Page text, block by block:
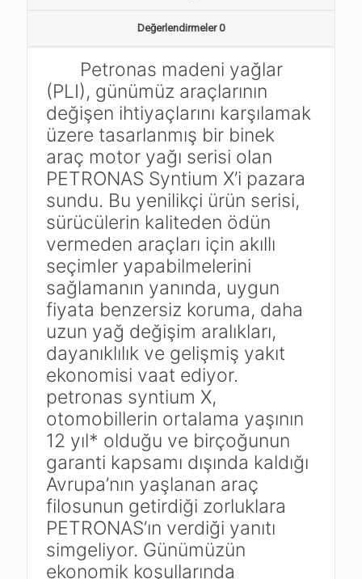
Değerlendirmeler0
Petronas madeni yağlar
(PLI), günümüz araçlarının
değişen ihtiyaçlarını karşılamak
üzere tasarlanmış bir binek
araç motor yağı serisi olan
PETRONAS Syntium X’i pazara
sundu. Bu yenilikçi ürün serisi,
sürücülerin kaliteden ödün
vermeden araçları için akıllı
seçimler yapabilmelerini
sağlamanın yanında, uygun
fiyata benzersiz koruma, daha
uzun yağ değişim aralıkları,
dayanıklılık ve gelişmiş yakıt
ekonomisi vaat ediyor.
petronas syntium X,
otomobillerin ortalama yaşının
12 yıl* olduğu ve birçoğunun
garanti kapsamı dışında kaldığı
Avrupa’nın yaşlanan araç
filosunun getirdiği zorluklara
PETRONAS’ın verdiği yanıtı
simgeliyor. Günümüzün
ekonomik koşullarında